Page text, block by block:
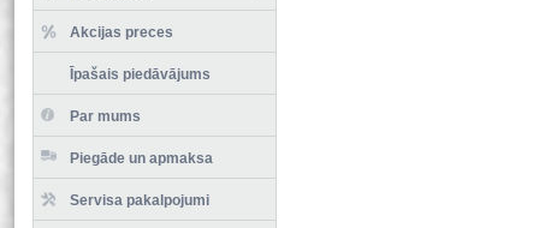
Akcijas preces
Īpašais piedāvājums
Par mums
Piegāde un apmaksa
Servisa pakalpojumi